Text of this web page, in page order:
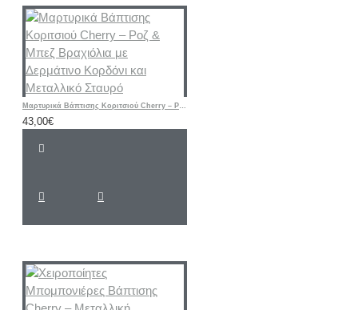
Μαρτυρικά Βάπτισης Κοριτσιού Cherry – Ροζ & Μπεζ Βραχιόλια με Δερμάτινο Κορδόνι και Μεταλλικό Σταυρό
43,00€